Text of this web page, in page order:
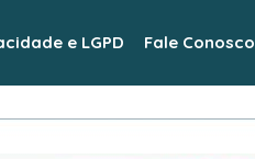
e LGPD Fale Conosco